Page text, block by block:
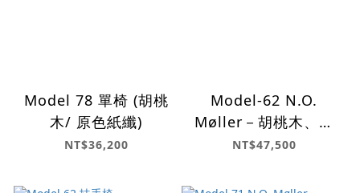
Model 78 單椅 (胡桃
木/ 原色紙纖)
NT$36,200
Model-62 N.O.
Møller－胡桃木、原
色紙纖
NT$47,500